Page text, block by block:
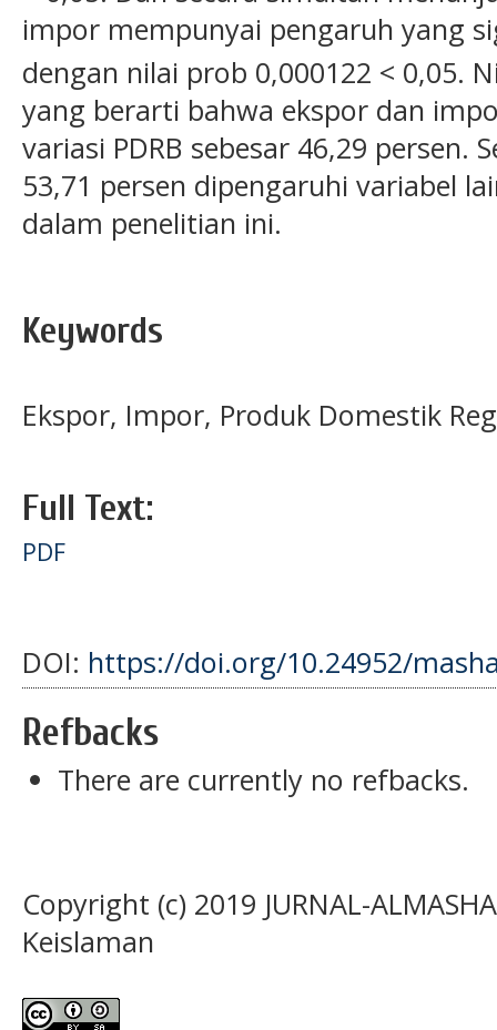
impor mempunyai pengaruh yang
dengan nilai prob 0,000122 < 0,05.
yang berarti bahwa ekspor dan
variasi PDRB sebesar 46,29 persen.
53,71 persen dipengaruhi variabel
dalam penelitian ini.
Keywords
Ekspor, Impor, Produk Domestik
Full Text:
PDF
DOI: https://doi.org/10.24952/
Refbacks
There are currently no refbacks.
Copyright (c) 2019 JURNAL-
Keislaman